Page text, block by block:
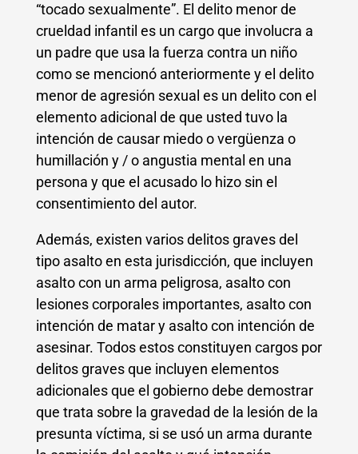
“tocado sexualmente”. El delito menor de
crueldad infantil es un cargo que involucra a
un padre que usa la fuerza contra un niño
como se mencionó anteriormente y el delito
menor de agresión sexual es un delito con el
elemento adicional de que usted tuvo la
intención de causar miedo o vergüenza o
humillación y / o angustia mental en una
persona y que el acusado lo hizo sin el
consentimiento del autor.
Además, existen varios delitos graves del
tipo asalto en esta jurisdicción, que incluyen
asalto con un arma peligrosa, asalto con
lesiones corporales importantes, asalto con
intención de matar y asalto con intención de
asesinar. Todos estos constituyen cargos por
delitos graves que incluyen elementos
adicionales que el gobierno debe demostrar
que trata sobre la gravedad de la lesión de la
presunta víctima, si se usó un arma durante